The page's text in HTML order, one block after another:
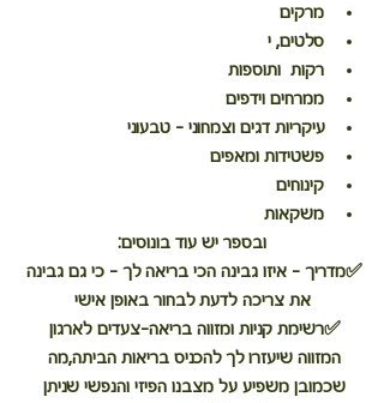
מרקים
סלטים, י
רקות  ותוספות
ממרחים וידפים
עיקריות דגים וצמחוני - טבעוני
פשטידות ומאפים
קינוחים
משקאות
ובספר יש עוד בונוסים:
✅מדריך - איזו גבינה הכי בריאה לך - כי גם גבינה
את צריכה לדעת לבחור באופן אישי
✅רשימת קניות ומזווה בריאה-צעדים לארגון
המזווה שיעזרו לך להכניס בריאות הביתה,מה
שכמובן משפיע על מצבנו הפיזי והנפשי שניתן